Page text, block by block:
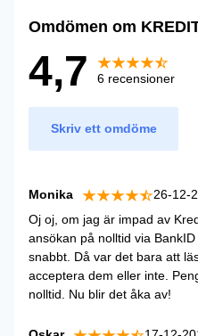
Omdömen om
4,7 6 recensioner
Skriv ett omdöme
Monika
26-12-
Oj oj, om jag är impad av
ansökan på nolltid via
snabbt. Då var det bara att
acceptera dem eller inte.
nolltid. Nu blir det åka av!